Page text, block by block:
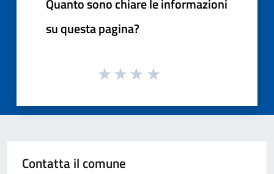
su questa pagina?
Contatta il comune